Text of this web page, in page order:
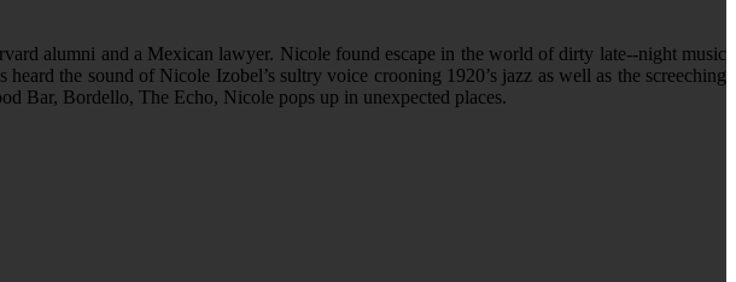
alumni and a Mexican lawyer. Nicole found escape in the world of dirty late-­‐night music
the sound of Nicole Izobel’s sultry voice crooning 1920’s jazz as well as the screeching
Bar, Bordello, The Echo, Nicole pops up in unexpected places.